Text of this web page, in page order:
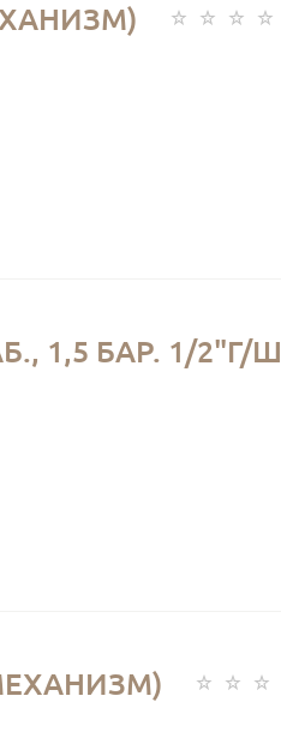
1,5 БАР. 1/2"Г/Ш